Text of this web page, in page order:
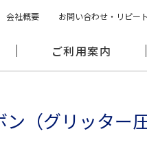
ご利用案内
会社概要 お問い合わせ・リピー
ン（グリッター